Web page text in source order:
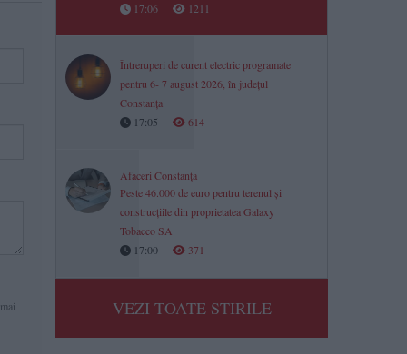
17:06
1211
Întreruperi de curent electric programate
pentru 6- 7 august 2026, în județul
Constanța
17:05
614
Afaceri Constanța
Peste 46.000 de euro pentru terenul și
construcțiile din proprietatea Galaxy
Tobacco SA
17:00
371
VEZI TOATE STIRILE